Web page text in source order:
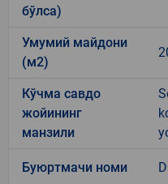
бўлса)
Умумий майдони
(м2)
Кўчма савдо
жойининг
манзили
Буюртмачи номи